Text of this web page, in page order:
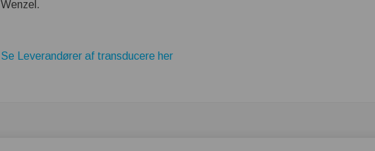
Wenzel.
Se Leverandører af transducere her